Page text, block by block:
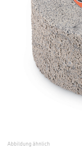
Abbildung ähnlich